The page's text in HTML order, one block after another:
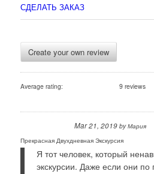
СДЕЛАТЬ ЗАКАЗ
Create your own review
Average rating: 9 reviews
Mar 21, 2019byМария
Прекрасная Двухдневная Экскурсия
Я тот человек, который
экскурсии. Даже если они по